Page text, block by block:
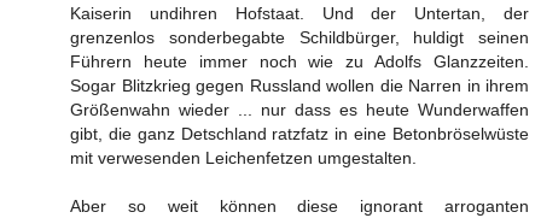
Kaiserin undihren Hofstaat. Und der Untertan, der
grenzenlos sonderbegabte Schildbürger, huldigt seinen
Führern heute immer noch wie zu Adolfs Glanzzeiten.
Sogar Blitzkrieg gegen Russland wollen die Narren in ihrem
Größenwahn wieder ... nur dass es heute Wunderwaffen
gibt, die ganz Detschland ratzfatz in eine Betonbröselwüste
mit verwesenden Leichenfetzen umgestalten.
Aber so weit können diese ignorant arroganten